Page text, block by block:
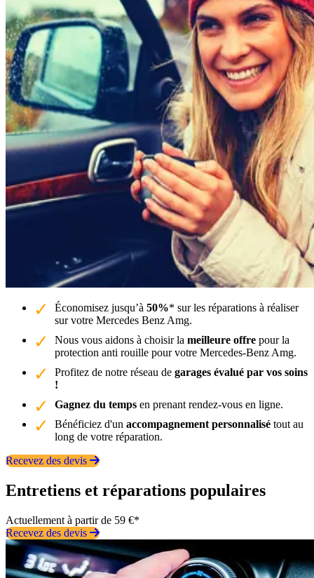
Économisez jusqu’à 50%* sur les réparations à réaliser
sur votre Mercedes Benz Amg.
Nous vous aidons à choisir la meilleure offre pour la
protection anti rouille pour votre Mercedes-Benz Amg.
Profitez de notre réseau de garages évalué par vos soins
!
Gagnez du temps en prenant rendez-vous en ligne.
Bénéficiez d'un accompagnement personnalisé tout au
long de votre réparation.
Recevez des devis
Entretiens et réparations populaires
Actuellement à partir de 59 €*
Recevez des devis